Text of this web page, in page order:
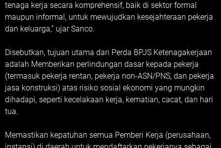
tenaga kerja secara komprehensif, baik di sektor formal
maupun informal, untuk mewujudkan kesejahteraan pekerja
dan keluarga,” ujar Sanco.
Disebutkan, tujuan utama dari Perda BPJS Ketenagakerjaan
adalah Memberikan perlindungan dasar kepada pekerja
(termasuk pekerja rentan, pekerja non-ASN/PNS, dan pekerja
jasa konstruksi) atas risiko sosial ekonomi yang mungkin
dihadapi, seperti kecelakaan kerja, kematian, cacat, dan hari
tua.
Memastikan kepatuhan semua Pemberi Kerja (perusahaan,